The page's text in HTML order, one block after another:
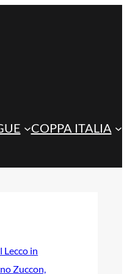
COPPA ITALIA
Lecco in
Zuccon,